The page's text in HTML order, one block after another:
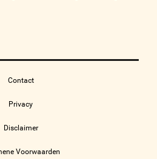
Contact
Privacy
Disclaimer
Voorwaarden